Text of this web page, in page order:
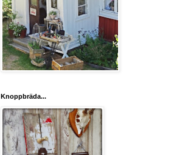
Knoppbräda...